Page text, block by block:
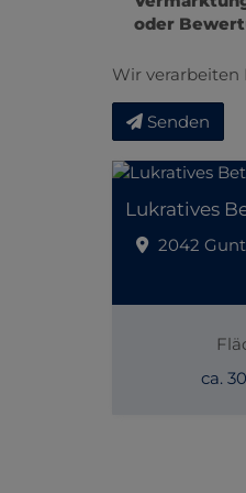
oder
Wir verarbeiten
Senden
2042
ca.